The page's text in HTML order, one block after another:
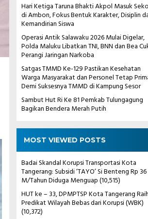
Hari Ketiga Taruna Bhakti Akpol Masuk
di Ambon, Fokus Bentuk Karakter, Disiplin
Kemandirian Siswa
Operasi Antik Salawaku 2026 Mulai Digelar,
Polda Maluku Libatkan TNI, BNN dan Bea
Perangi Jaringan Narkoba
Satgas TMMD Ke-129 Pastikan Kesehatan
Warga Masyarakat dan Personel Tetap
Demi Suksesnya TMMD di Kampung Sesor
Sambut Hut Ri Ke 81 Pemkab Tulungagung
Bagikan Bendera Merah Putih
MOST VIEWED POSTS
Badai Skandal Korupsi Transportasi Kota
Tangerang: Subsidi ‘TAYO’ Si Benteng Rp 36
M/Tahun Diduga Menguap(10,515)
HUT ke – 33, DPMPTSP Kota Tangerang Raih
Predikat Wilayah Bebas dari Korupsi (WBK)
(10,372)